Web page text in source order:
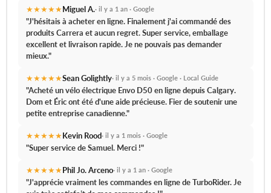
★★★★★Miguel A.· il y a 1 an · Google
"J'hésitais à acheter en ligne. Finalement j'ai commandé des
produits Carrera et aucun regret.Super service, emballage
excellent et livraison rapide.Je ne pouvais pas demander
mieux."
★★★★★Sean Golightly· il y a 5 mois · Google · Local Guide
"Acheté un vélo électrique Envo D50 en ligne depuis Calgary.
Dom et Éric ont été d'une aide précieuse.Fier de soutenir une
petite entreprise canadienne."
★★★★★Kevin Rood· il y a 1 mois · Google
"Super service de Samuel.Merci !"
★★★★★Phil Jo. Arceno· il y a 1 an · Google
"J'apprécie vraiment les commandes en ligne de TurboRider. Je